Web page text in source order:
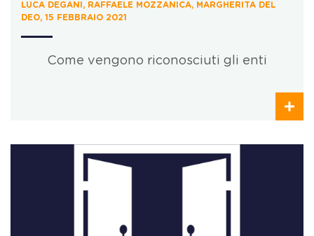
LUCA DEGANI, RAFFAELE MOZZANICA, MARGHERITA DEL
DEO, 15 FEBBRAIO 2021
Come vengono riconosciuti gli enti